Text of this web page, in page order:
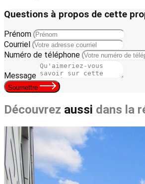
Questions à propos de cette
Prénom
Courriel
Numéro de téléphone
Message
Soumettre
Découvrez aussi dans la